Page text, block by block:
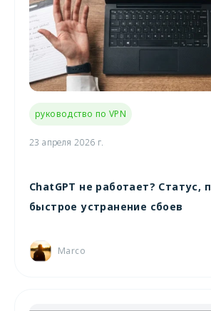
руководство по VPN
23 апреля 2026 г.
ChatGPT не работает? Статус,
быстрое устранение сбоев
Marco